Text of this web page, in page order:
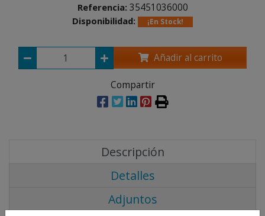
Referencia: 35451036000
Disponibilidad: ¡En Stock!
Añadir al carrito
Compartir
Descripción
Detalles
Adjuntos